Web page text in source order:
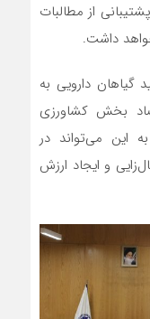
از مطالبات
داشت.
گیاهان دارویی به
بخش کشاورزی
این می‌تواند در
و ایجاد ارزش